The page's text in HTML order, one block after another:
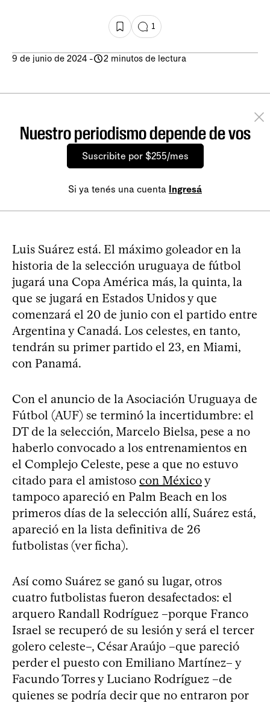
1
9 de junio de 2024 - 2 minutos de lectura
Nuestro periodismo depende de vos
Suscribite por $255/mes
Si ya tenés una cuenta Ingresá
Luis Suárez está. El máximo goleador en la
historia de la selección uruguaya de fútbol
jugará una Copa América más, la quinta, la
que se jugará en Estados Unidos y que
comenzará el 20 de junio con el partido entre
Argentina y Canadá. Los celestes, en tanto,
tendrán su primer partido el 23, en Miami,
con Panamá.
Con el anuncio de la Asociación Uruguaya de
Fútbol (AUF) se terminó la incertidumbre: el
DT de la selección, Marcelo Bielsa, pese a no
haberlo convocado a los entrenamientos en
el Complejo Celeste, pese a que no estuvo
citado para el amistoso con Méxicoy
tampoco apareció en Palm Beach en los
primeros días de la selección allí, Suárez está,
apareció en la lista definitiva de 26
futbolistas (ver ficha).
Así como Suárez se ganó su lugar, otros
cuatro futbolistas fueron desafectados: el
arquero Randall Rodríguez –porque Franco
Israel se recuperó de su lesión y será el tercer
golero celeste–, César Araújo –que pareció
perder el puesto con Emiliano Martínez– y
Facundo Torres y Luciano Rodríguez –de
quienes se podría decir que no entraron por